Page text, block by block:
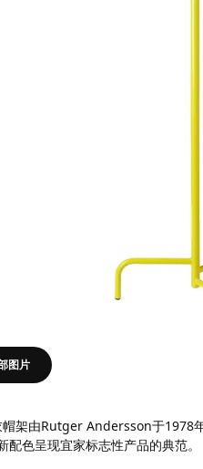
图片
架由Rutger Andersson于1978
配色呈现宜家标志性产品的典范。